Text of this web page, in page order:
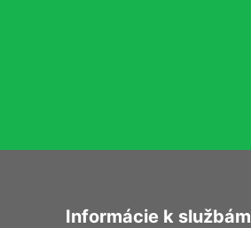
Informácie k službám